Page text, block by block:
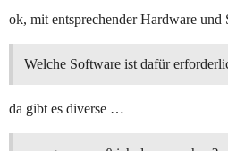
ok, mit entsprechender Hardware und
Welche Software ist dafür
da gibt es diverse …